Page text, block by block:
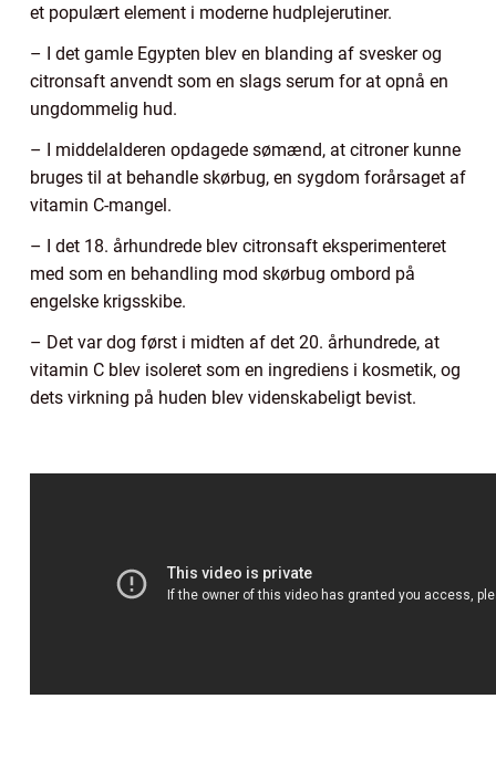
et populært element i moderne hudplejerutiner.
– I det gamle Egypten blev en blanding af svesker og
citronsaft anvendt som en slags serum for at opnå en
ungdommelig hud.
– I middelalderen opdagede sømænd, at citroner kunne
bruges til at behandle skørbug, en sygdom forårsaget af
vitamin C-mangel.
– I det 18. århundrede blev citronsaft eksperimenteret
med som en behandling mod skørbug ombord på
engelske krigsskibe.
– Det var dog først i midten af det 20. århundrede, at
vitamin C blev isoleret som en ingrediens i kosmetik, og
dets virkning på huden blev videnskabeligt bevist.